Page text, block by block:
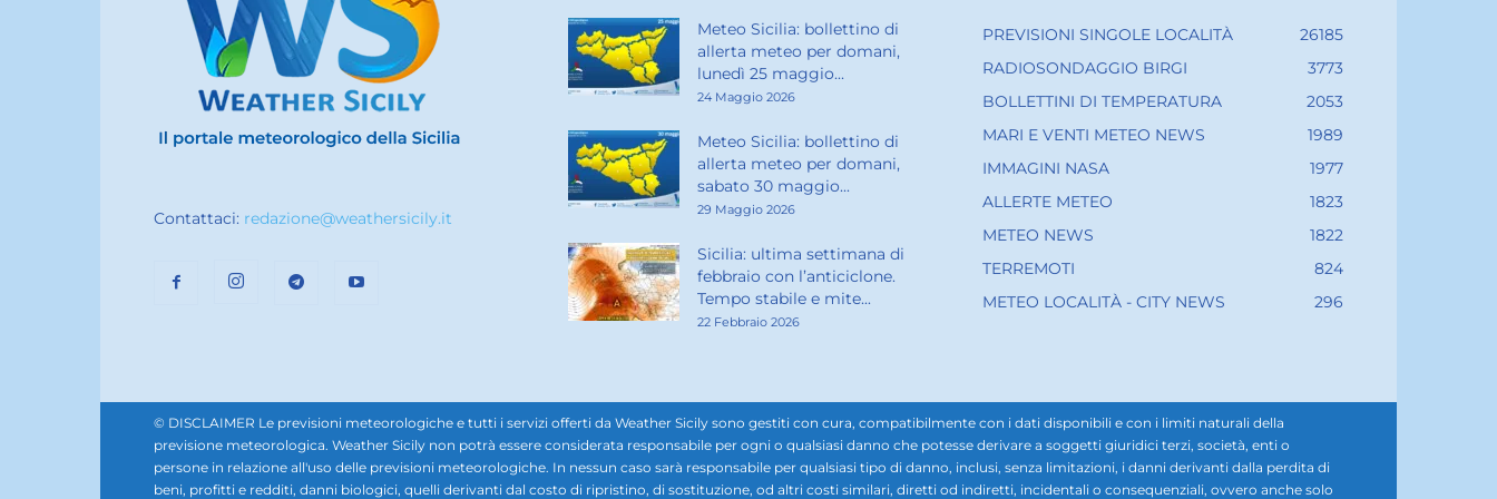
Contattaci: redazione@weathersicily.it
Meteo Sicilia: bollettino di
allerta meteo per domani,
lunedì 25 maggio...
24 Maggio 2026
Meteo Sicilia: bollettino di
allerta meteo per domani,
sabato 30 maggio...
29 Maggio 2026
Sicilia: ultima settimana di
febbraio con l’anticiclone.
Tempo stabile e mite...
22 Febbraio 2026
PREVISIONI SINGOLE LOCALITÀ
26185
RADIOSONDAGGIO BIRGI
3773
BOLLETTINI DI TEMPERATURA
2053
MARI E VENTI METEO NEWS
1989
IMMAGINI NASA
1977
ALLERTE METEO
1823
METEO NEWS
1822
TERREMOTI
824
METEO LOCALITÀ - CITY NEWS
296
© DISCLAIMER Le previsioni meteorologiche e tutti i servizi offerti da Weather Sicily sono gestiti con cura, compatibilmente con i dati disponibili e con i limiti naturali della
previsione meteorologica. Weather Sicily non potrà essere considerata responsabile per ogni o qualsiasi danno che potesse derivare a soggetti giuridici terzi, società, enti o
persone in relazione all'uso delle previsioni meteorologiche. In nessun caso sarà responsabile per qualsiasi tipo di danno, inclusi, senza limitazioni, i danni derivanti dalla perdita di
beni, profitti e redditi, danni biologici, quelli derivanti dal costo di ripristino, di sostituzione, od altri costi similari, diretti od indiretti, incidentali o consequenziali, ovvero anche solo